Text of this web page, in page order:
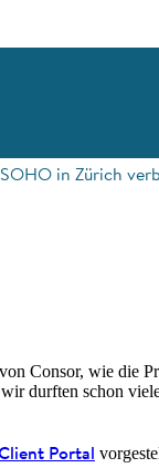
in Zürich
Consor, wie
durften schon
Portal